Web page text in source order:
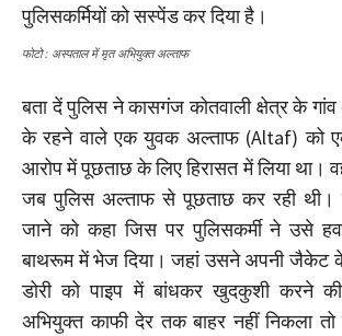
पुलिसकर्मियों को सस्पेंड कर दिया है।
फोटो : अस्पताल में मृत अभियुक्त अल्ताफ
बता दें पुलिस ने कासगंज कोतवाली क्षेत्र के
के रहने वाले एक युवक अल्ताफ (Altaf) को
आरोप में पूछताछ के लिए हिरासत में लिया था।
जब पुलिस अल्ताफ से पूछताछ कर रही थी।
जाने को कहा जिस पर पुलिसकर्मी ने उसे
बाथरूम में भेज दिया। जहां उसने अपनी जैकेट
डोरी को पाइप में बांधकर खुदकुशी करने
अभियुक्त काफी देर तक बाहर नहीं निकला